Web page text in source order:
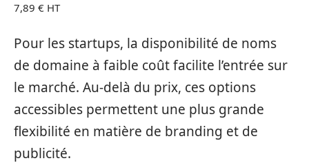
7,89 € HT
Pour les startups, la disponibilité de noms
de domaine à faible coût facilite l’entrée sur
le marché. Au-delà du prix, ces options
accessibles permettent une plus grande
flexibilité en matière de branding et de
publicité.